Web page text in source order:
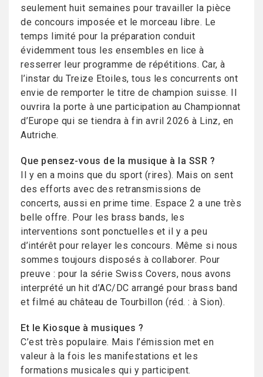
seulement huit semaines pour travailler la pièce
de concours imposée et le morceau libre. Le
temps limité pour la préparation conduit
évidemment tous les ensembles en lice à
resserrer leur programme de répétitions. Car, à
l’instar du Treize Etoiles, tous les concurrents ont
envie de remporter le titre de champion suisse. Il
ouvrira la porte à une participation au Championnat
d’Europe qui se tiendra à fin avril 2026 à Linz, en
Autriche.
Que pensez-vous de la musique à la SSR ?
Il y en a moins que du sport (rires). Mais on sent
des efforts avec des retransmissions de
concerts, aussi en prime time. Espace 2 a une très
belle offre. Pour les brass bands, les
interventions sont ponctuelles et il y a peu
d’intérêt pour relayer les concours. Même si nous
sommes toujours disposés à collaborer. Pour
preuve : pour la série Swiss Covers, nous avons
interprété un hit d’AC/DC arrangé pour brass band
et filmé au château de Tourbillon (réd. : à Sion).
Et le Kiosque à musiques ?
C’est très populaire. Mais l’émission met en
valeur à la fois les manifestations et les
formations musicales qui y participent.